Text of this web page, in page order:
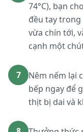
74°C), bạn
đều tay
vừa chín tới,
cạnh một
7
Nêm nếm lại
bếp ngay để
thịt bị dai và